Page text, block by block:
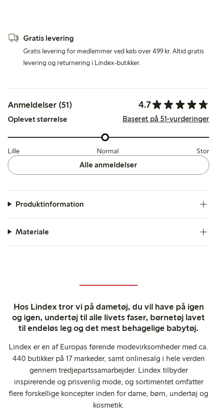
Gratis levering
Gratis levering for medlemmer ved køb over 499 kr. Altid gratis
levering og returnering i Lindex-butikker.
Anmeldelser (51) 4.7
Oplevet størrelse Baseret på 51-vurderinger
Lille Normal Stor
Alle anmeldelser
Produktinformation
Materiale
Hos Lindex tror vi på dametøj, du vil have på igen
og igen, undertøj til alle livets faser, børnetøj lavet
til endeløs leg og det mest behagelige babytøj.
Lindex er en af Europas førende modevirksomheder med ca.
440 butikker på 17 markeder, samt onlinesalg i hele verden
gennem tredjepartssamarbejder. Lindex tilbyder
inspirerende og prisvenlig mode, og sortimentet omfatter
flere forskellige koncepter inden for dame, børn, undertøj og
kosmetik.